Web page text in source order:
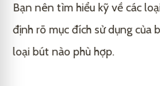
Bạn nên tìm hiểu kỹ về các
định rõ mục đích sử dụng của
loại bút nào phù hợp.